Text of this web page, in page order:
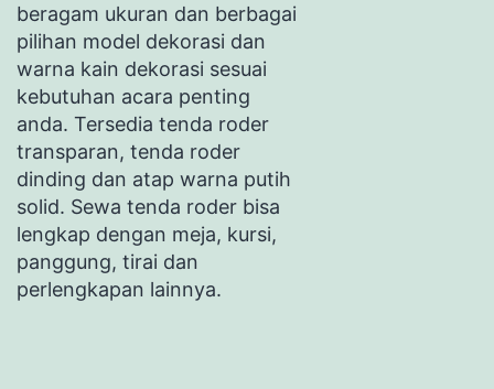
beragam ukuran dan berbagai
pilihan model dekorasi dan
warna kain dekorasi sesuai
kebutuhan acara penting
anda. Tersedia tenda roder
transparan, tenda roder
dinding dan atap warna putih
solid. Sewa tenda roder bisa
lengkap dengan meja, kursi,
panggung, tirai dan
perlengkapan lainnya.